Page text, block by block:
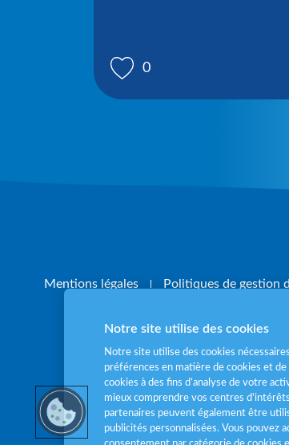
0
Mentions légales Politiques de gestion
Pour
Notre site utilise des cookies
Notre site utilise des cookies
préférences en matière de cookies et
cookies à des fins d’analyse de votre
mieux comprendre vos centres
partenaires peuvent également être
publicités personnalisées. Vous pouvez